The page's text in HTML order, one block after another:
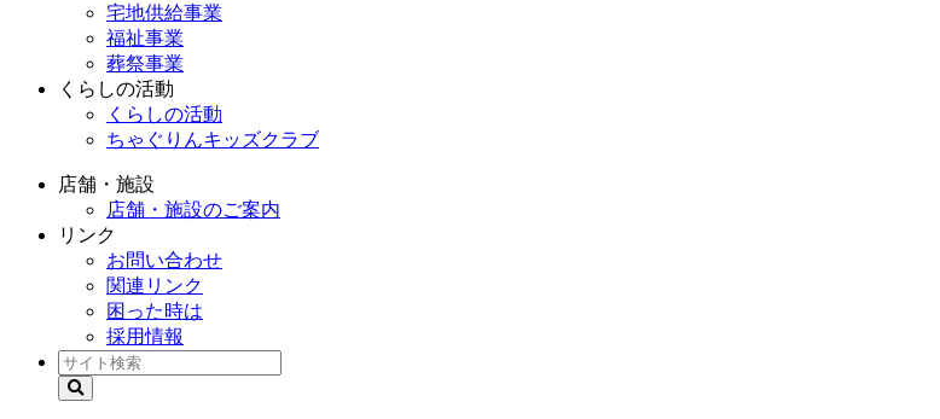
宅地供給事業
福祉事業
葬祭事業
くらしの活動
くらしの活動
ちゃぐりんキッズクラブ
店舗・施設
店舗・施設のご案内
リンク
お問い合わせ
関連リンク
困った時は
採用情報